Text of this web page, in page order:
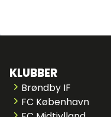
KLUBBER
Brøndby IF
FC København